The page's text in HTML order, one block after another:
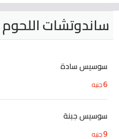
ساندوتشات اللحوم
سوسيس سادة
6جنيه
سوسيس جبنة
9جنيه